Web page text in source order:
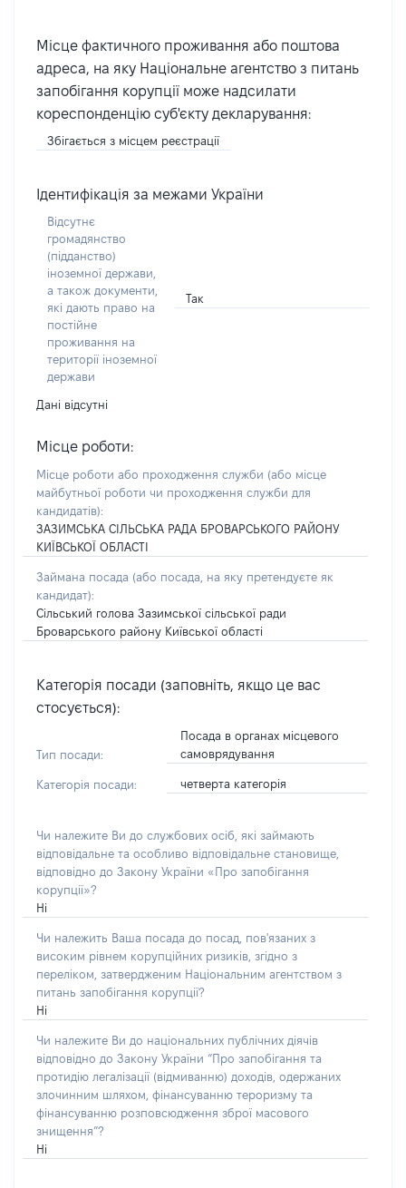
Місце фактичного проживання або поштова
адреса, на яку Національне агентство з питань
запобігання корупції може надсилати
кореспонденцію суб'єкту декларування:
Збігається з місцем реєстрації
Ідентифікація за межами України
Відсутнє
громадянство
(підданство)
іноземної держави,
а також документи,
які дають право на
постійне
проживання на
території іноземної
держави
Так
Дані відсутні
Місце роботи:
Місце роботи або проходження служби (або місце
майбутньої роботи чи проходження служби для
кандидатів):
ЗАЗИМСЬКА СІЛЬСЬКА РАДА БРОВАРСЬКОГО РАЙОНУ
КИЇВСЬКОЇ ОБЛАСТІ
Займана посада (або посада, на яку претендуєте як
кандидат):
Сільський голова Зазимської сільської ради
Броварського району Київської області
Категорія посади (заповніть, якщо це вас
стосується):
Тип посади:
Посада в органах місцевого
самоврядування
Категорія посади: четверта категорія
Чи належите Ви до службових осіб, які займають
відповідальне та особливо відповідальне становище,
відповідно до Закону України «Про запобігання
корупції»?
Ні
Чи належить Ваша посада до посад, пов'язаних з
високим рівнем корупційних ризиків, згідно з
переліком, затвердженим Національним агентством з
питань запобігання корупції?
Ні
Чи належите Ви до національних публічних діячів
відповідно до Закону України “Про запобігання та
протидію легалізації (відмиванню) доходів, одержаних
злочинним шляхом, фінансуванню тероризму та
фінансуванню розповсюдження зброї масового
знищення”?
Ні